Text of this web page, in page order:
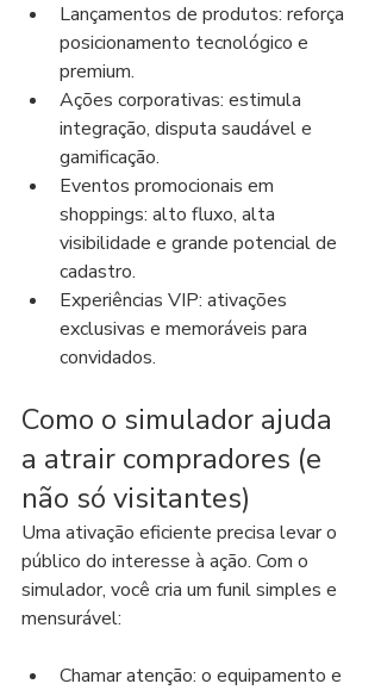
Lançamentos de produtos: reforça
posicionamento tecnológico e
premium.
Ações corporativas: estimula
integração, disputa saudável e
gamificação.
Eventos promocionais em
shoppings: alto fluxo, alta
visibilidade e grande potencial de
cadastro.
Experiências VIP: ativações
exclusivas e memoráveis para
convidados.
Como o simulador ajuda
a atrair compradores (e
não só visitantes)
Uma ativação eficiente precisa levar o
público do interesse à ação. Com o
simulador, você cria um funil simples e
mensurável:
Chamar atenção: o equipamento e